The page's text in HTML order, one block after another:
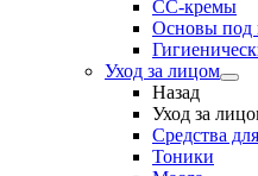
CC-кремы
Основы под
Уход за лицом
Назад
Уход за
Средства
Тоники